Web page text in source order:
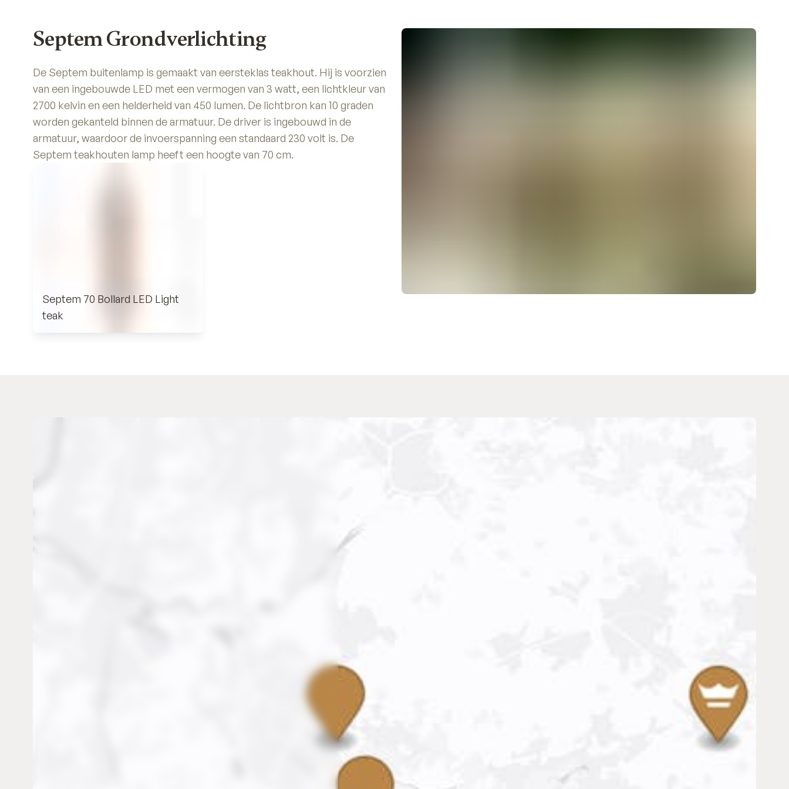
Septem Grondverlichting
De Septem buitenlamp is gemaakt van eersteklas teakhout. Hij is voorzien
van een ingebouwde LED met een vermogen van 3 watt, een lichtkleur van
2700 kelvin en een helderheid van 450 lumen. De lichtbron kan 10 graden
worden gekanteld binnen de armatuur. De driver is ingebouwd in de
armatuur, waardoor de invoerspanning een standaard 230 volt is. De
Septem teakhouten lamp heeft een hoogte van 70 cm.
Septem 70 Bollard LED Light
teak